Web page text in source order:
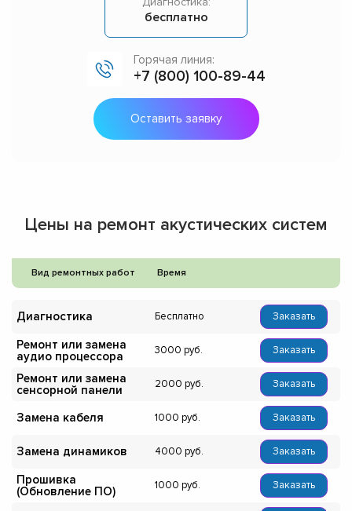
бесплатно
Горячая линия:
+7 (800) 100-89-44
Оставить заявку
Цены на ремонт акустических систем
Вид ремонтных работ Время
Диагностика Бесплатно Заказать
Ремонт или замена
аудио процессора
3000 Заказать
Ремонт или замена
сенсорной панели
2000 Заказать
Замена кабеля 1000 Заказать
Замена динамиков 4000 Заказать
Прошивка
(Обновление ПО)
1000 Заказать